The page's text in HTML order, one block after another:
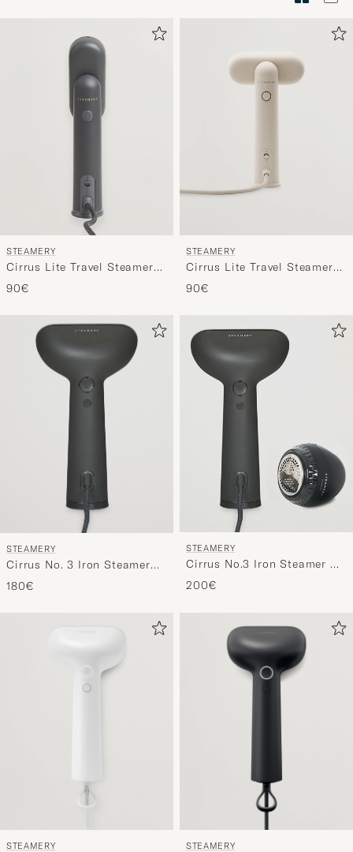
Funktion
eine
Auswahl,
STEAMERY
Cirrus Lite Travel Steamer
Charcoal
90€
STEAMERY
Cirrus Lite Travel Steamer
Sand
90€
STEAMERY
Cirrus No. 3 Iron Steamer
Charcoal
180€
STEAMERY
Cirrus No.3 Iron Steamer &
Pilo Fabric Shaver Set
200€
STEAMERY STEAMERY